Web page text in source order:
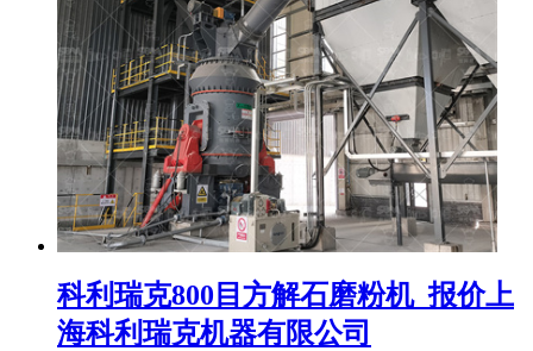
科利瑞克800目方解石磨粉机_报价上
海科利瑞克机器有限公司